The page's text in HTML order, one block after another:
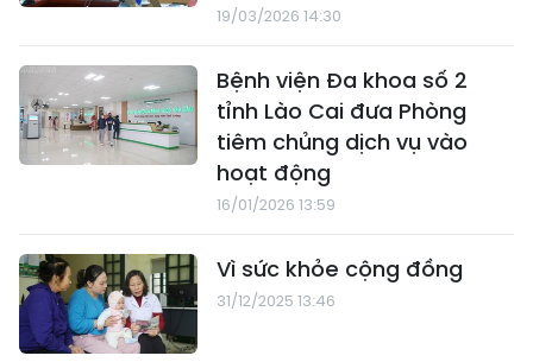
19/03/2026 14:30
Bệnh viện Đa khoa số 2
tỉnh Lào Cai đưa Phòng
tiêm chủng dịch vụ vào
hoạt động
16/01/2026 13:59
Vì sức khỏe cộng đồng
31/12/2025 13:46